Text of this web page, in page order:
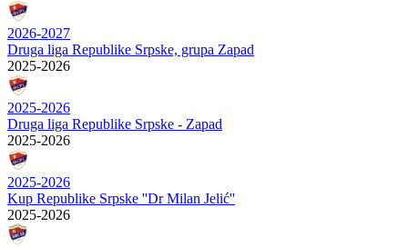
2026-2027
Druga liga Republike Srpske, grupa Zapad
2025-2026
2025-2026
Druga liga Republike Srpske - Zapad
2025-2026
2025-2026
Kup Republike Srpske ''Dr Milan Jelić''
2025-2026